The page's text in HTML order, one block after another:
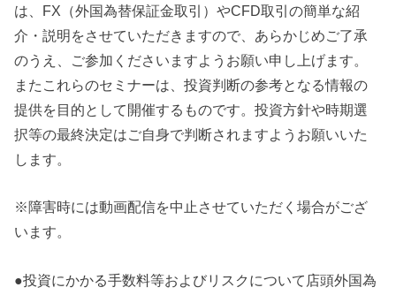
は、FX（外国為替保証金取引）やCFD取引の簡単な紹
介・説明をさせていただきますので、あらかじめご了承
のうえ、ご参加くださいますようお願い申し上げます。
またこれらのセミナーは、投資判断の参考となる情報の
提供を目的として開催するものです。投資方針や時期選
択等の最終決定はご自身で判断されますようお願いいた
します。
※障害時には動画配信を中止させていただく場合がござ
います。
●投資にかかる手数料等およびリスクについて店頭外国為